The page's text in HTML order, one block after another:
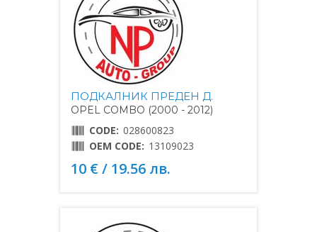
ПОДКАЛНИК ПРЕДЕН Д.
OPEL COMBO (2000 - 2012)
CODE: 028600823
OEM CODE: 13109023
10 € / 19.56 лв.